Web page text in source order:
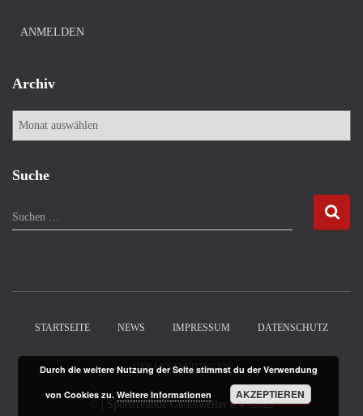
ANMELDEN
Archiv
A
h
Suche
S
u
Suchen …
STARTSEITE NEWS IMPRESSUM DATENSCHUTZ
VERANSTALTUNGEN
| Sportfreunde Güdesweiler e.V.2025
Durch die weitere Nutzung der Seite stimmst du der Verwendung
von Cookies zu. Weitere Informationen AKZEPTIEREN